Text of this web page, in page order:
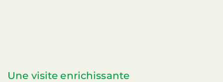
Une visite enrichissante